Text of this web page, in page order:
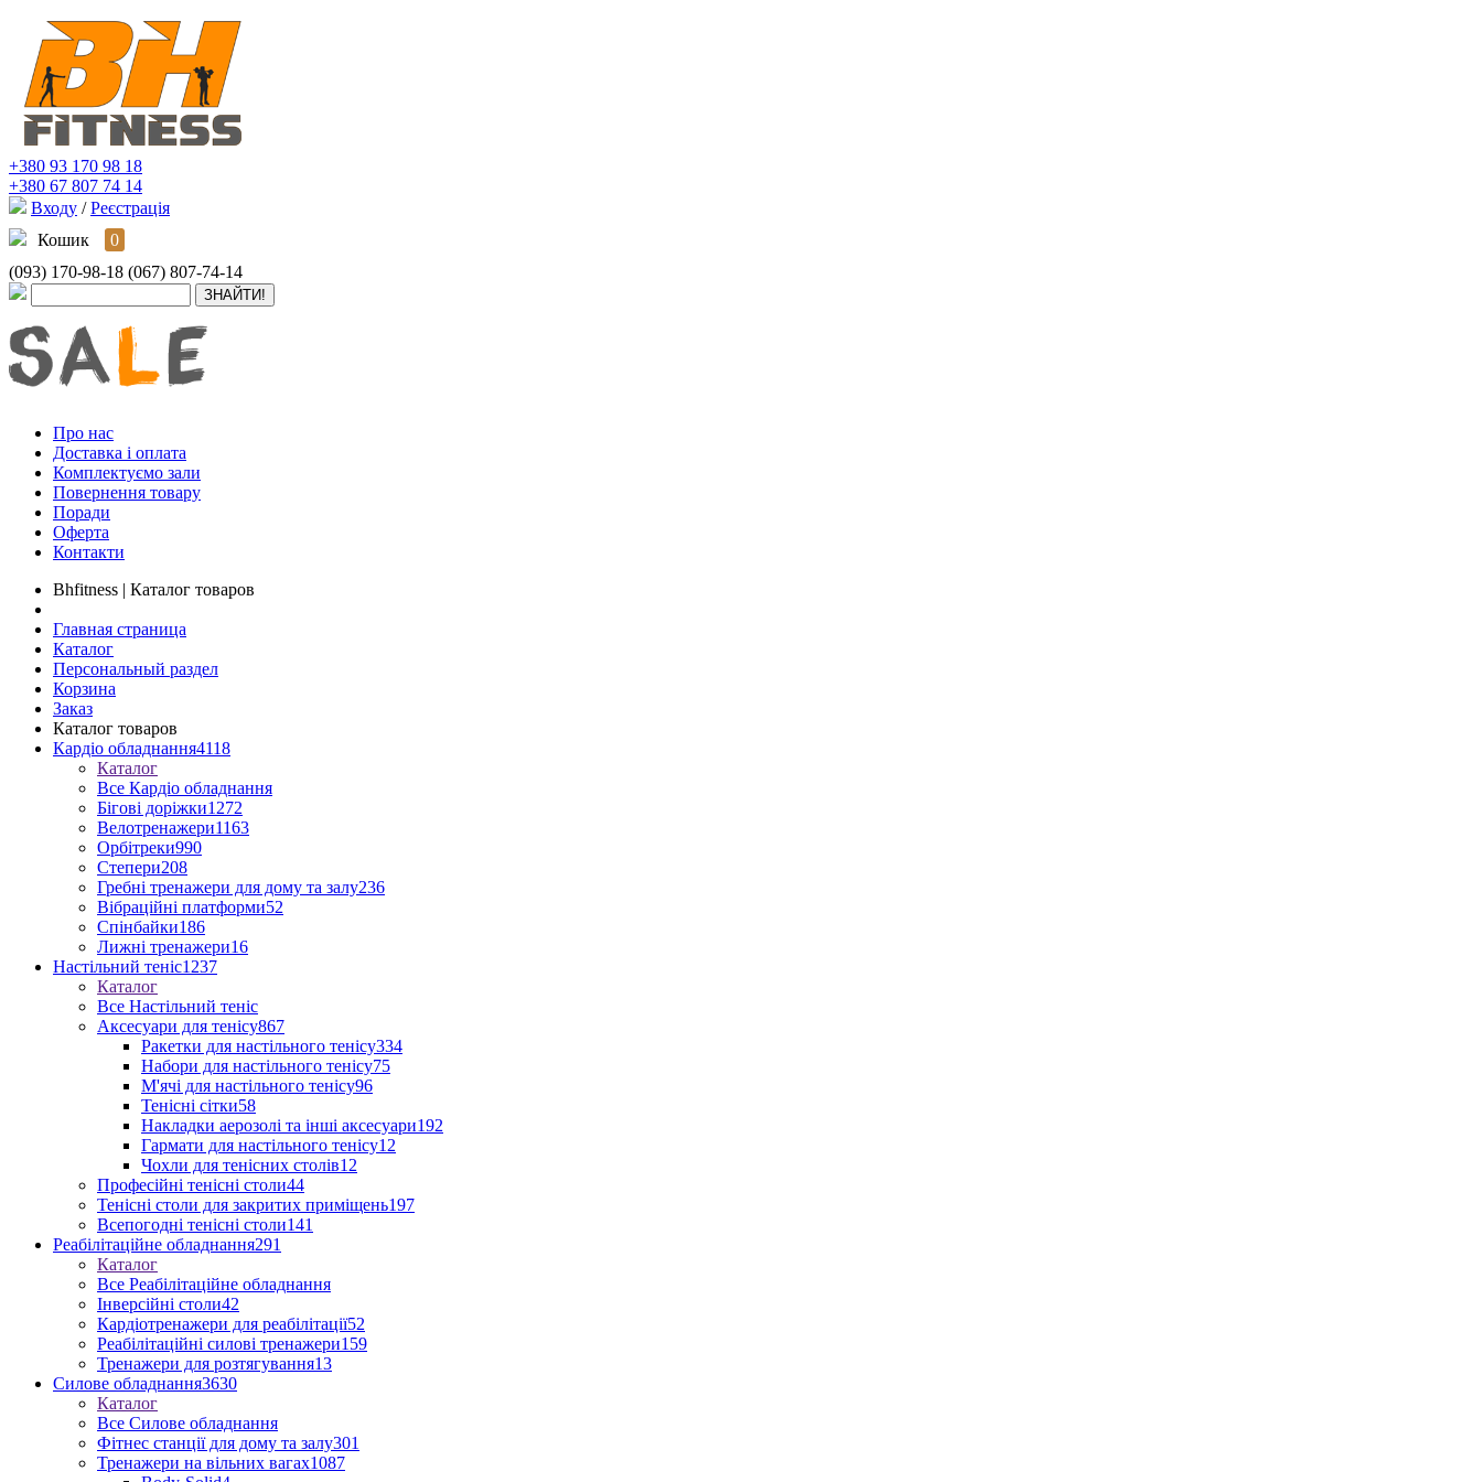
+380 93 170 98 18
+380 67 807 74 14
Входу / Реєстрація
Кошик
0
(093) 170-98-18 (067) 807-74-14
Про нас
Доставка і оплата
Комплектуємо зали
Повернення товару
Поради
Оферта
Контакти
Bhfitness | Каталог товаров
Главная страница
Каталог
Персональный раздел
Корзина
Заказ
Каталог товаров
Кардіо обладнання4118
Каталог
Все Кардіо обладнання
Бігові доріжки1272
Велотренажери1163
Орбітреки990
Степери208
Гребні тренажери для дому та залу236
Вібраційні платформи52
Спінбайки186
Лижні тренажери16
Настільний теніс1237
Каталог
Все Настільний теніс
Аксесуари для тенісу867
Ракетки для настільного тенісу334
Набори для настільного тенісу75
М'ячі для настільного тенісу96
Тенісні сітки58
Накладки аерозолі та інші аксесуари192
Гармати для настільного тенісу12
Чохли для тенісних столів12
Професійні тенісні столи44
Тенісні столи для закритих приміщень197
Всепогодні тенісні столи141
Реабілітаційне обладнання291
Каталог
Все Реабілітаційне обладнання
Інверсійні столи42
Кардіотренажери для реабілітації52
Реабілітаційні силові тренажери159
Тренажери для розтягування13
Силове обладнання3630
Каталог
Все Силове обладнання
Фітнес станції для дому та залу301
Тренажери на вільних вагах1087